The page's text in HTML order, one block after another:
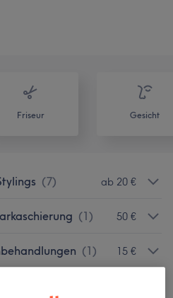
Friseur Gesicht
(7) ab 20 €
(1) 50 €
(1) 15 €